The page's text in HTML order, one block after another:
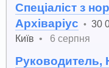
Спеціаліст з
Архіваріус •30
Київ • 6 серпня
Руководитель,